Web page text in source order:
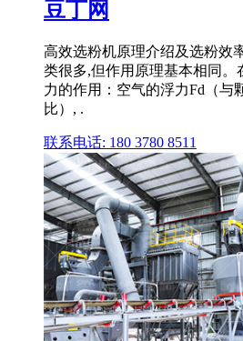
豆丁网
高效选粉机原理介绍及选粉效
类很多,但作用原理基本相同。
力的作用：空气的浮力Fd（与
比）, .
联系电话: 180 3780 8511